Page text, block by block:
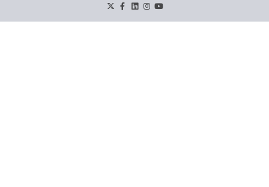
TwitterFacebook
LinkedIn
Instagram
youtube